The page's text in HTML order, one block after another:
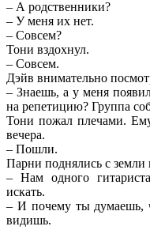
– А родственники?
– У меня их нет.
– Совсем?
Тони вздохнул.
– Совсем.
Дэйв внимательно
– Знаешь, а у меня
на репетицию? Группа
Тони пожал плечами.
вечера.
– Пошли.
Парни поднялись с земли
– Нам одного
искать.
– И почему ты думаешь,
видишь.